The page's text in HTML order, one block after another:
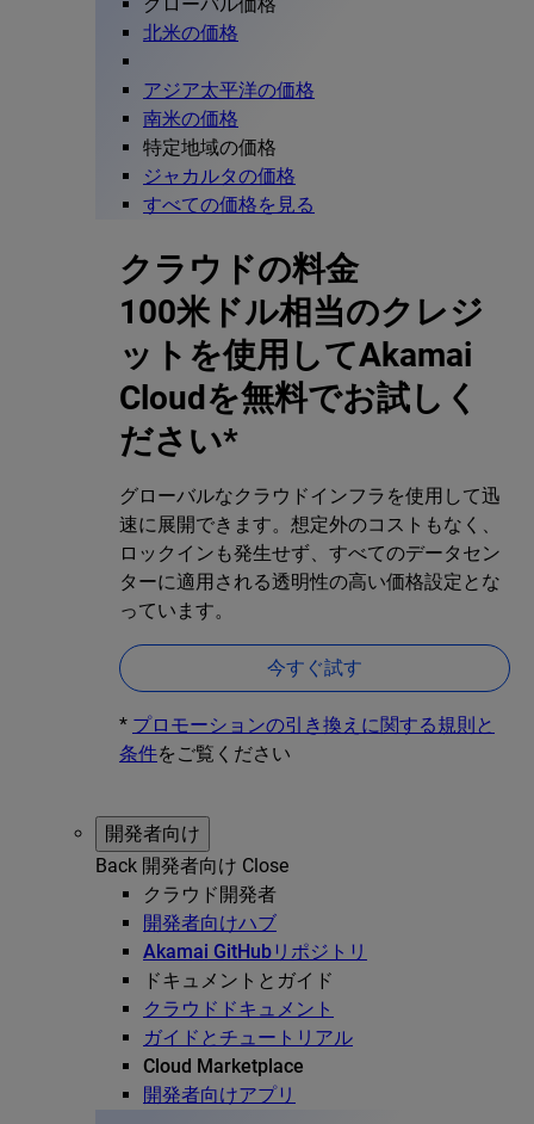
グローバル価格
北米の価格
アジア太平洋の価格
南米の価格
特定地域の価格
ジャカルタの価格
すべての価格を見る
クラウドの料金
100米ドル相当のクレジ
ットを使用してAkamai
Cloudを無料でお試しく
ださい*
グローバルなクラウドインフラを使用して迅
速に展開できます。想定外のコストもなく、
ロックインも発生せず、すべてのデータセン
ターに適用される透明性の高い価格設定とな
っています。
今すぐ試す
* プロモーションの引き換えに関する規則と
条件をご覧ください
開発者向け
Back 開発者向け Close
クラウド開発者
開発者向けハブ
Akamai GitHubリポジトリ
ドキュメントとガイド
クラウドドキュメント
ガイドとチュートリアル
Cloud Marketplace
開発者向けアプリ